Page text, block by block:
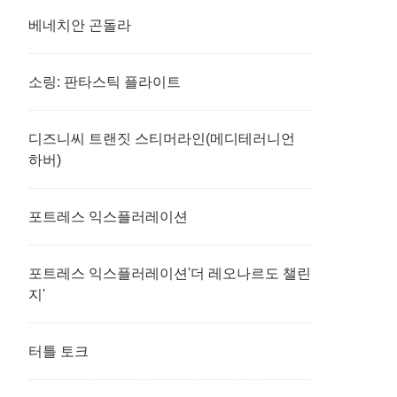
베네치안 곤돌라
소링: 판타스틱 플라이트
디즈니씨 트랜짓 스티머라인(메디테러니언
하버)
포트레스 익스플러레이션
포트레스 익스플러레이션'더 레오나르도 챌린
지'
터틀 토크